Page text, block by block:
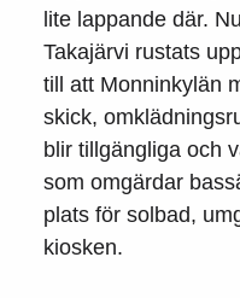
lite lappande där.
Takajärvi rustats
till att Monninkylän
skick,
blir tillgängliga och
som omgärdar
plats för solbad,
kiosken.